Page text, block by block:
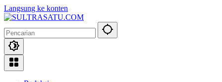
Langsung ke konten